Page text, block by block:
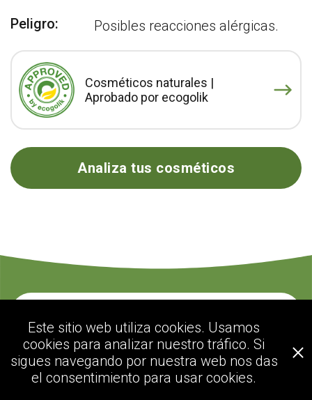
Peligro:
Posibles reacciones alérgicas.
Cosméticos naturales |
Aprobado por ecogolik
Analiza tus cosméticos
ecogolik.com
Este sitio web utiliza cookies. Usamos
cookies para analizar nuestro tráfico. Si
sigues navegando por nuestra web nos das
el consentimiento para usar cookies.